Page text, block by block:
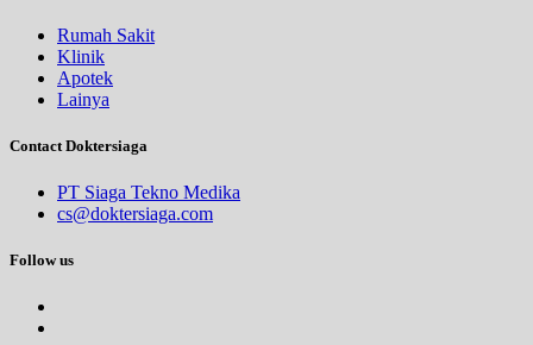
Rumah Sakit
Klinik
Apotek
Lainya
Contact Doktersiaga
PT Siaga Tekno Medika
cs@doktersiaga.com
Follow us